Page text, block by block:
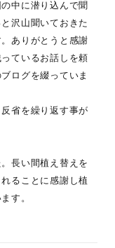
中に潜り込んで聞
沢山聞いておきた
ありがとうと感謝
ているお話しを頼
ログを綴っていま
省を繰り返す事が
長い間植え替えを
ることに感謝し植
す。